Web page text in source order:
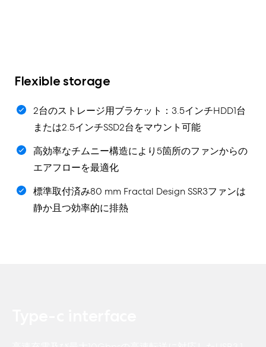
Flexible storage
2台のストレージ用ブラケット：3.5インチHDD1台
または2.5インチSSD2台をマウント可能
高効率なチムニー構造により5箇所のファンからの
エアフローを最適化
標準取付済み80 mm Fractal Design SSR3ファンは
静か且つ効率的に排熱